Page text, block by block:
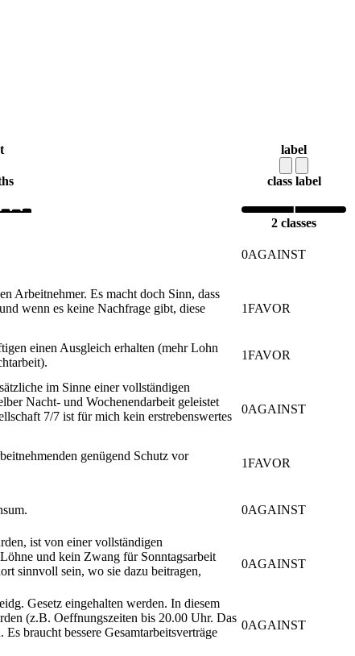
label
class label
2 classes
0AGAINST
Arbeitnehmer. Es macht doch Sinn, dass
wenn es keine Nachfrage gibt, diese
1FAVOR
einen Ausgleich erhalten (mehr Lohn
1FAVOR
im Sinne einer vollständigen
Nacht- und Wochenendarbeit geleistet
7/7 ist für mich kein erstrebenswertes
0AGAINST
genügend Schutz vor
1FAVOR
0AGAINST
ist von einer vollständigen
und kein Zwang für Sonntagsarbeit
sinnvoll sein, wo sie dazu beitragen,
0AGAINST
Gesetz eingehalten werden. In diesem
(z.B. Oeffnungszeiten bis 20.00 Uhr. Das
braucht bessere Gesamtarbeitsverträge
0AGAINST